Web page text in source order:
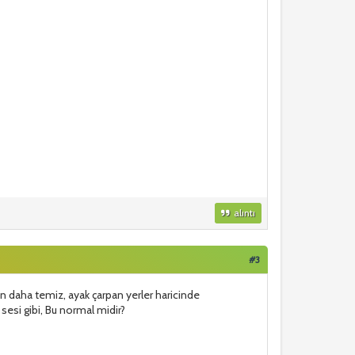
alıntı
#3
daha temiz, ayak çarpan yerler haricinde
gibi, Bu normal midir?